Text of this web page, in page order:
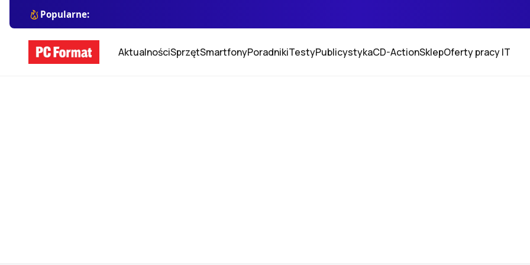
Popularne:
AktualnościSprzętSmartfonyPoradnikiTestyPublicystykaCD-ActionSklepOferty pracy IT